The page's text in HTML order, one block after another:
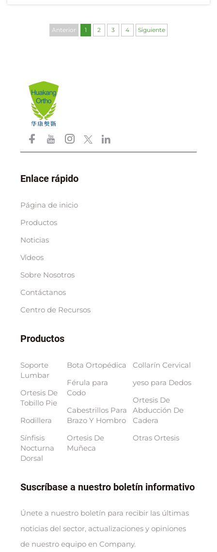
Anterior 1 2 3 4 Siguiente
Enlace rápido
Página de inicio
Productos
Noticias
Vídeos
Sobre Nosotros
Contáctanos
Centro de Recursos
Productos
Soporte
Lumbar
Ortesis De
Tobillo Pie
Rodillera
Sínfisis
Nocturna
Dorsal
Bota Ortopédica
Férula para
Codo
Cabestrillos Para
Brazo Y Hombro
Ortesis De
Muñeca
Collarín Cervical
yeso para Dedos
Ortesis De
Abducción De
Cadera
Otras Ortesis
Suscríbase a nuestro boletín informativo
Únete a nuestro boletín para recibir las últimas
noticias del sector, actualizaciones y opiniones
de nuestro equipo en Company.